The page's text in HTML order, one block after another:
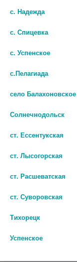
WHITE ПОРТАТИВНЫЙ
3167
В КОРЗИНУ
с. Надежда
с. Спицевка
с. Успенское
с.Пелагиада
село Балахоновское
Солнечнодольск
ст. Ессентукская
ст. Лысогорская
ст. Расшеватская
ст. Суворовская
Тихорецк
Успенское